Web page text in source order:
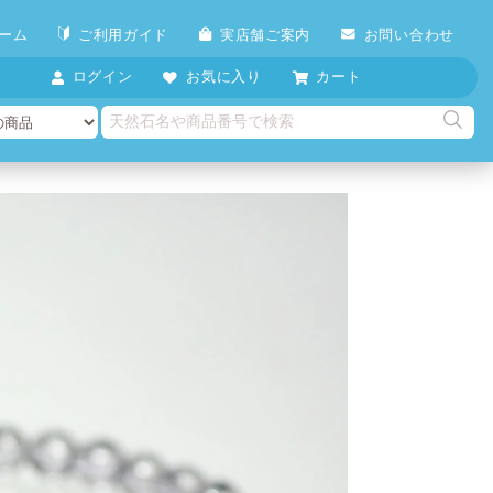
ム ご利用ガイド 実店舗ご案内 お問い合わせ
ログイン お気に入り カート